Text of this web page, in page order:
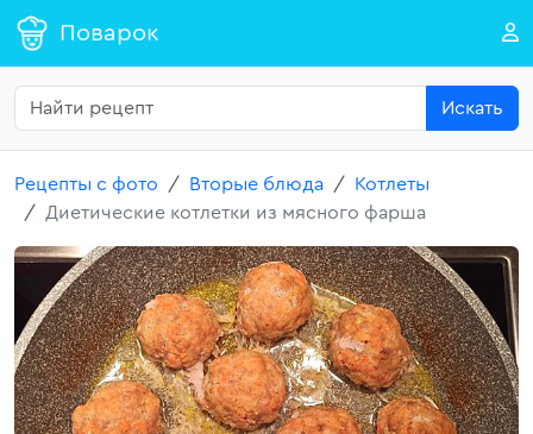
Поварок
Искать
Рецепты с фото Вторые блюда
Котлеты
Диетические котлетки из мясного фарша